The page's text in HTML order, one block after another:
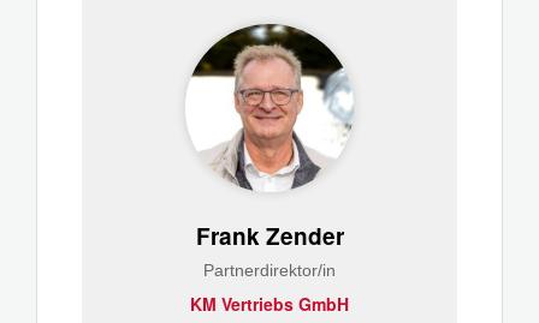
Frank Zender
Partnerdirektor/in
KM Vertriebs GmbH